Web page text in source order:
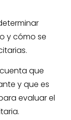
y cómo se
que
y que es
evaluar el